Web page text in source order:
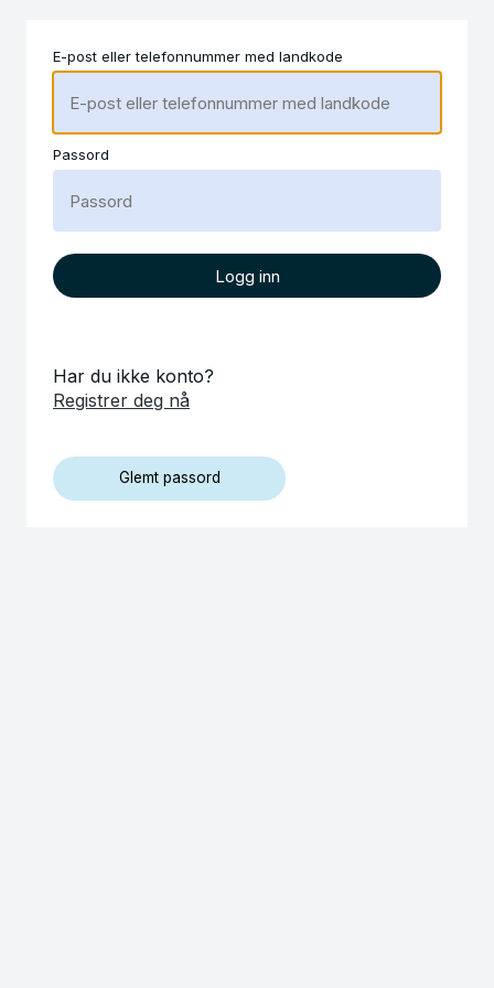
E-post eller telefonnummer med landkode
Passord
Logg inn
Har du ikke konto?
Registrer deg nå
Glemt passord